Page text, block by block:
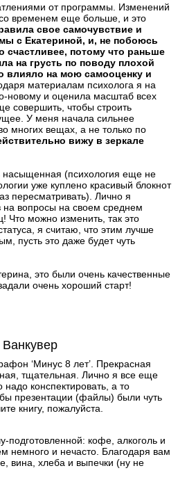
от программы. Изменений
временем еще больше, и это
свое самочувствие и
с Екатериной, и, не побоюсь
счастливее, потому что раньше
на грусть по поводу плохой
влияло на мою самооценку и
материалам психолога я на
новому и оценила масштаб всех
совершить, чтобы строить
У меня начала сильнее
многих вещах, а не только по
вижу в зеркале
(психология еще не
уже куплено красивый блокнот
пересматривать). Лично я
на вопросы на своем среднем
Что можно изменить, так это
я считаю, что этим лучше
пусть это даже будет чуть
это были очень качественные
очень хороший старт!
Ванкувер
‘Минус 8 лет’. Прекрасная
тщательная. Лично я все еще
конспектировать, а то
презентации (файлы) были чуть
книгу, пожалуйста.
кофе, алкоголь и
немного и нечасто. Благодаря вам
вина, хлеба и выпечки (ну не